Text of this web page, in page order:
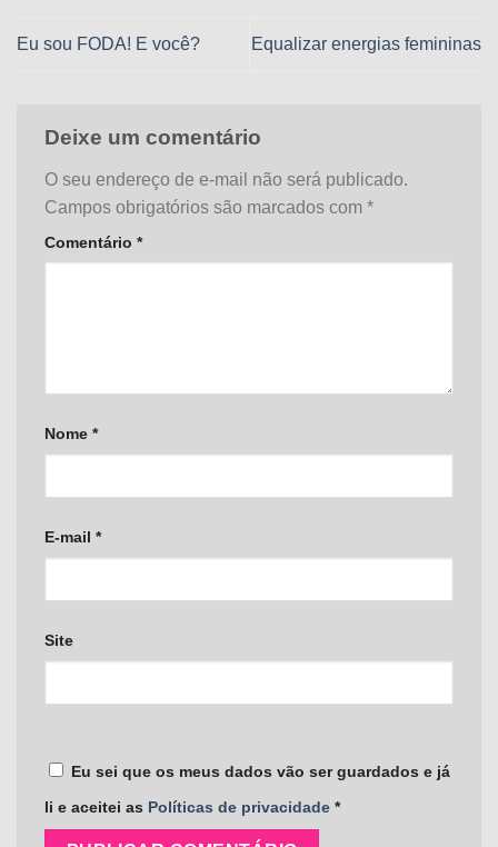
Eu sou FODA! E você? Equalizar energias femininas
Deixe um comentário
O seu endereço de e-mail não será publicado.
Campos obrigatórios são marcados com *
Comentário *
Nome *
E-mail *
Site
Eu sei que os meus dados vão ser guardados e já
li e aceitei as Políticas de privacidade *